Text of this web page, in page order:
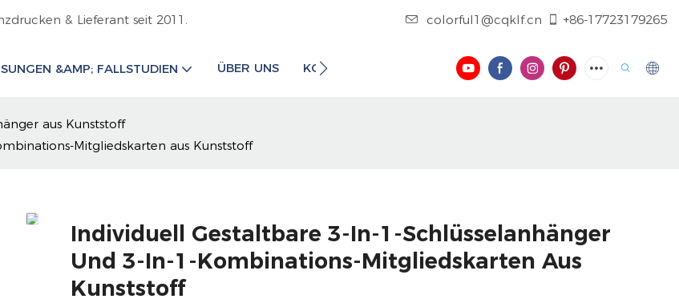
& Lieferant seit 2011. colorful1@cqklf.cn +86-17723179265
&AMP; FALLSTUDIEN ÜBER UNS KONTAKTIEREN SIE UNS BLOG VIDEO
aus Kunststoff
Mitgliedskarten aus Kunststoff
Individuell Gestaltbare 3-In-1-Schlüsselanhänger
Und 3-In-1-Kombinations-Mitgliedskarten Aus
Kunststoff